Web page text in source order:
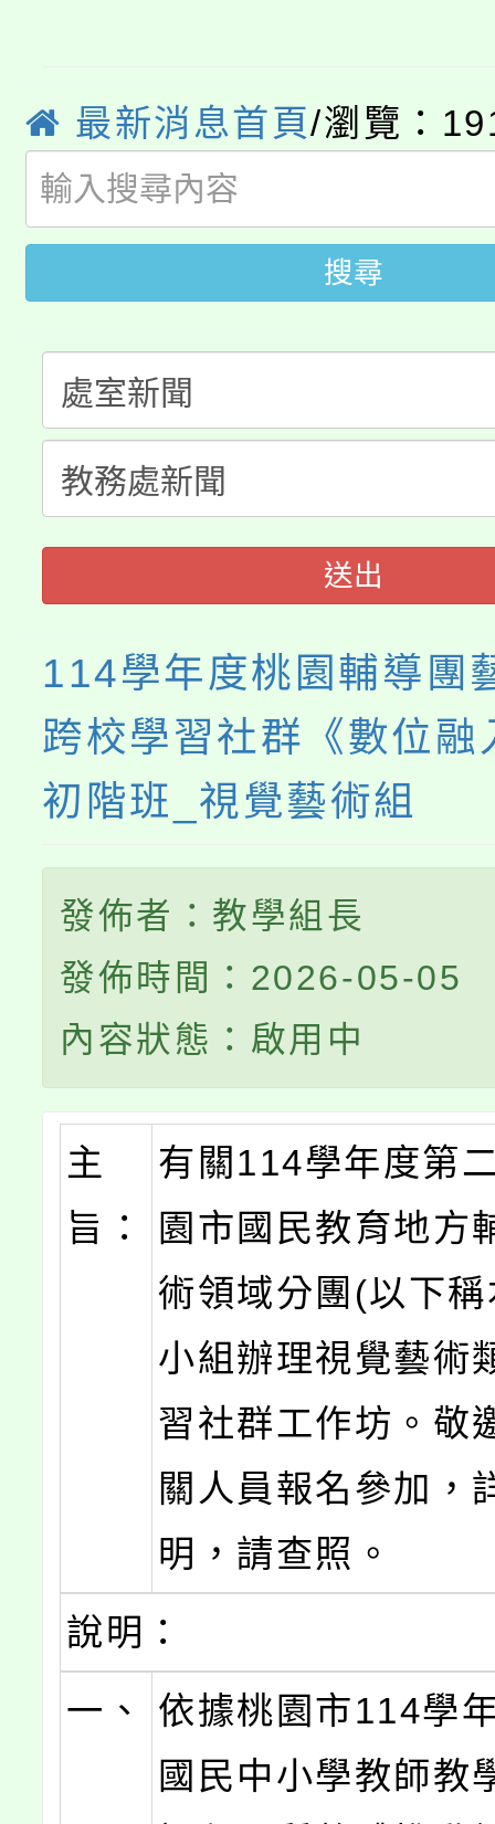
局官網。
8月14至27日，桃園電
開!
115年桃園市運動會8/
田徑場及游泳池舉行。
桃園市低收入戶享有免
視費優惠，中低收入戶
半價優惠，詳情可洽有
者。
大園自造教育及科技
份教師增能研習
份教師研習
淨零綠生活教案入校路
會
115年食農教育專業人
程
最新消息首頁/瀏覽：
搜尋
送出
114學年度桃園輔導團
跨校學習社群《數位融
初階班_視覺藝術組
發佈者：教學組長
發佈時間：2026-05-05
內容狀態：啟用中
主
旨：
有關114學年度第
園市國民教育地方
術領域分團(以下
小組辦理視覺藝術
習社群工作坊。敬
關人員報名參加，
明，請查照。
說明：
一、
依據桃園市114學
國民中小學教師教